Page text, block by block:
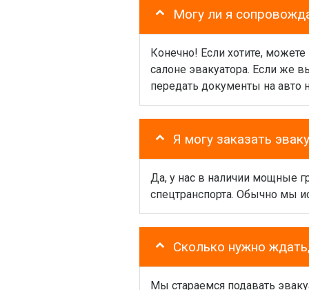
Могу ли я
Конечно! Если хотите,
салоне эвакуатора. Если же
передать документы на
Я могу заказать
Да, у нас в наличии мощные
спецтранспорта. Обычно мы
Сколько нужно
Мы стараемся подавать